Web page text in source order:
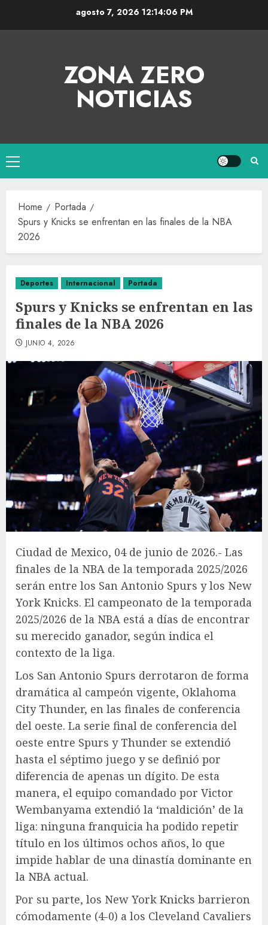
agosto 7, 2026 12:14:06 PM
ZONA ZERO
NOTICIAS
Home
Portada
Spurs y Knicks se enfrentan en las finales de la NBA
2026
Deportes Internacional Portada
Spurs y Knicks se enfrentan en las
finales de la NBA 2026
JUNIO 4, 2026
Ciudad de Mexico, 04 de junio de 2026.- Las
finales de la NBA de la temporada 2025/2026
serán entre los San Antonio Spurs y los New
York Knicks. El campeonato de la temporada
2025/2026 de la NBA está a días de encontrar
su merecido ganador, según indica el
contexto de la liga.
Los San Antonio Spurs derrotaron de forma
dramática al campeón vigente, Oklahoma
City Thunder, en las finales de conferencia
del oeste. La serie final de conferencia del
oeste entre Spurs y Thunder se extendió
hasta el séptimo juego y se definió por
diferencia de apenas un dígito. De esta
manera, el equipo comandado por Victor
Wembanyama extendió la ‘maldición’ de la
liga: ninguna franquicia ha podido repetir
título en los últimos ochos años, lo que
impide hablar de una dinastía dominante en
la NBA actual.
Por su parte, los New York Knicks barrieron
cómodamente (4-0) a los Cleveland Cavaliers